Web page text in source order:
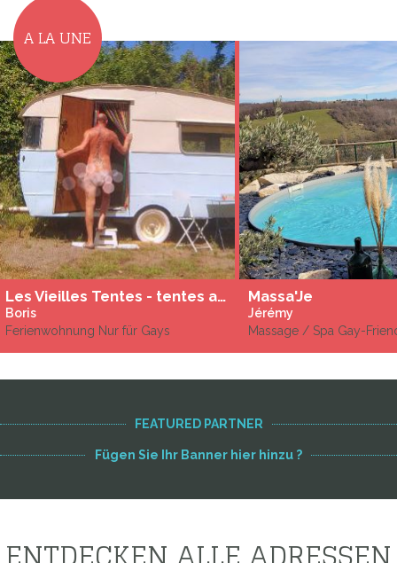
A LA UNE
Les Vieilles Tentes - tentes aménagées gay et naturistes
Boris
Ferienwohnung Nur für Gays
Massa'Je
Jérémy
Massage / Spa Gay-
FEATURED PARTNER
Fügen Sie Ihr Banner hier hinzu ?